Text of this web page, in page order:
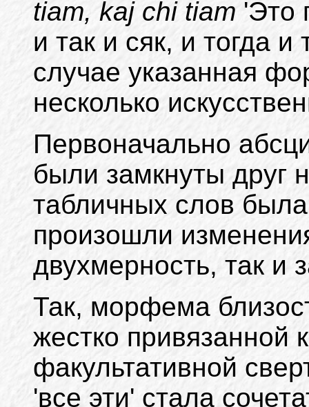
tiam, kaj chi tiam 'Это
и так и сяк, и тогда
случае указанная
несколько
Первоначально
были замкнуты друг
табличных слов
произошли
двухмерность, так и
Так, морфема
жестко привязанной
факультативной
'все эти' стала